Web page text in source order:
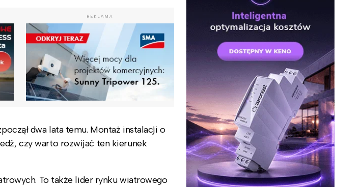
REKLAMA
dwa lata temu. Montaż instalacji o
czy warto rozwijać ten kierunek
To także lider rynku wiatrowego